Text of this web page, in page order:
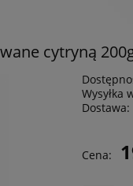
cytryną
Wysyłka
Dostawa:
Cena: